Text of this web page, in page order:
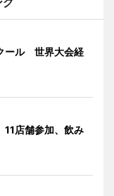
ール 世界大会経
店舗参加、飲み